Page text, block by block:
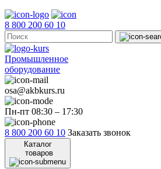
8 800 200 60 10
Промышленное
оборудование
osa@akbkurs.ru
Пн-пт 08:30 – 17:30
8 800 200 60 10 Заказать звонок
Каталог
товаров